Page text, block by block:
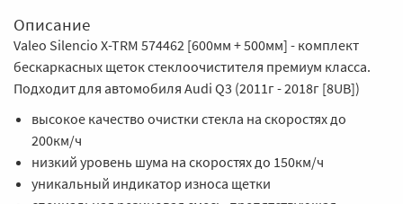
Описание
Valeo Silencio X-TRM 574462 [600мм + 500мм] - комплект
бескаркасных щеток стеклоочистителя премиум класса.
Подходит для автомобиля Audi Q3 (2011г - 2018г [8UB])
высокое качество очистки стекла на скоростях до
200км/ч
низкий уровень шума на скоростях до 150км/ч
уникальный индикатор износа щетки